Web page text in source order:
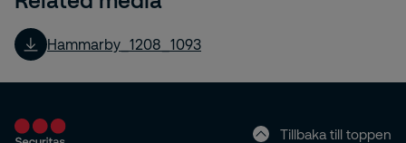
Hammarby_1208_1093
Tillbaka till toppen